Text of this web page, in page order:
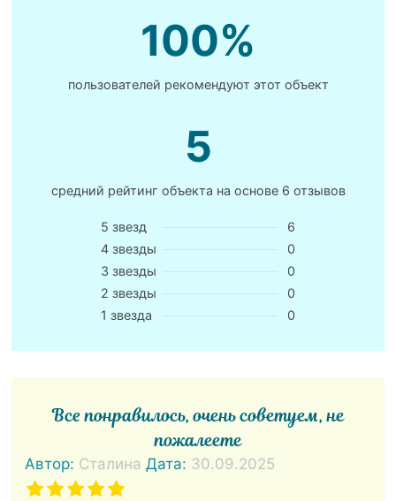
100%
пользователей рекомендуют этот объект
5
средний рейтинг объекта на основе 6 отзывов
5 звезд
6
4 звезды
0
3 звезды
0
2 звезды
0
1 звезда
0
Все понравилось, очень советуем, не
пожалеете
Автор: Сталина Дата: 30.09.2025